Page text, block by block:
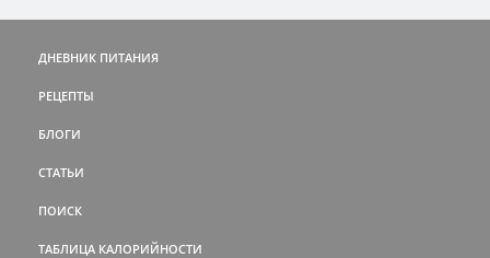
ДНЕВНИК ПИТАНИЯ
РЕЦЕПТЫ
БЛОГИ
СТАТЬИ
ПОИСК
ТАБЛИЦА КАЛОРИЙНОСТИ